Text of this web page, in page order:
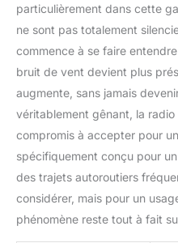
particulièrement dans cette
ne sont pas totalement
commence à se faire
bruit de vent devient plus
augmente, sans jamais
véritablement gênant, la radio
compromis à accepter pour
spécifiquement conçu pour
des trajets autoroutiers
considérer, mais pour un
phénomène reste tout à fait